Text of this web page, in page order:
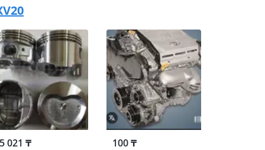
5 021 ₸ 100 ₸